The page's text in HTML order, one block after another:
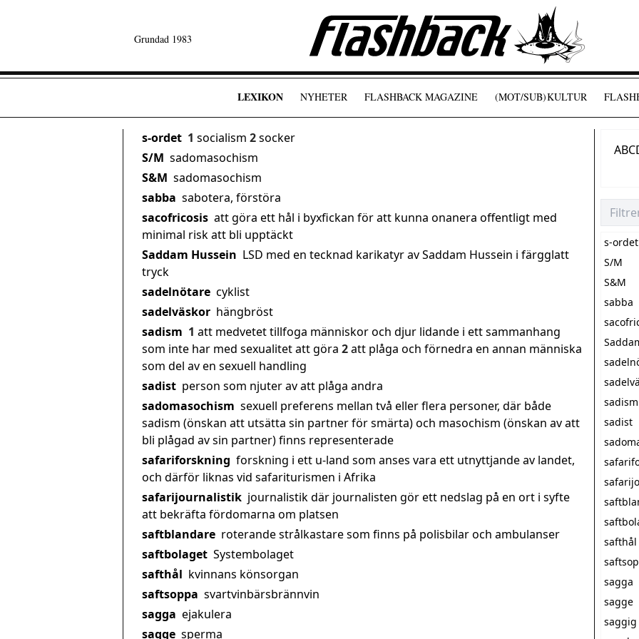
Grundad 1983
LEXIKON NYHETER FLASHBACK MAGAZINE (MOT/SUB)KULTUR
s-ordet 1 socialism 2socker
S/M sadomasochism
S&M sadomasochism
sabba sabotera, förstöra
sacofricosis att göra ett hål i byxfickan för att kunna onanera offentligt med
minimal risk att bli upptäckt
Saddam Hussein LSD med en tecknad karikatyr av Saddam Hussein i färgglatt
tryck
sadelnötare cyklist
sadelväskor hängbröst
sadism 1 att medvetet tillfoga människor och djur lidande i ett sammanhang
som inte har med sexualitet att göra 2att plåga och förnedra en annan människa
som del av en sexuell handling
sadist person som njuter av att plåga andra
sadomasochism sexuell preferens mellan två eller flera personer, där både
sadism (önskan att utsätta sin partner för smärta) och masochism (önskan av att
bli plågad av sin partner) finns representerade
safariforskning forskning i ett u-land som anses vara ett utnyttjande av landet,
och därför liknas vid safariturismen i Afrika
safarijournalistik journalistik där journalisten gör ett nedslag på en ort i syfte
att bekräfta fördomarna om platsen
saftblandare roterande strålkastare som finns på polisbilar och ambulanser
saftbolaget Systembolaget
safthål kvinnans könsorgan
saftsoppa svartvinbärsbrännvin
sagga ejakulera
sagge sperma
ABC
s-ordet
S/M
S&M
sabba
sadism
sadist
safthål
sagga
sagge
saggig